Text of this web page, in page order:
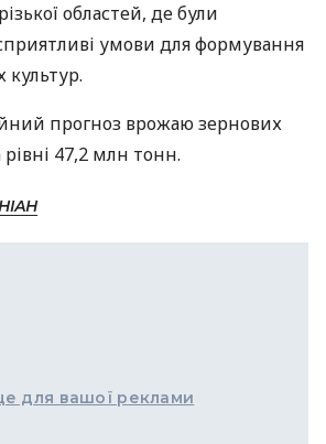
областей, де були
умови для формування
прогноз врожаю зернових
47,2 млн тонн.
для вашої реклами